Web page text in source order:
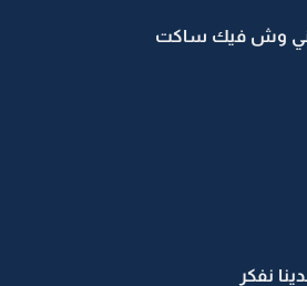
وش فيك ساكت
نفكر